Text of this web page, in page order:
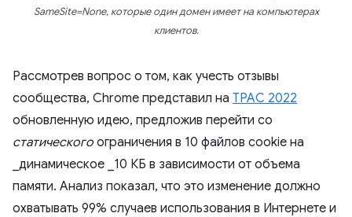
SameSite=None, которые один домен имеет на компьютерах
клиентов.
Рассмотрев вопрос о том, как учесть отзывы
сообщества, Chrome представил на TPAC 2022
обновленную идею, предложив перейти со
статического ограничения в 10 файлов cookie на
_динамическое _10 КБ в зависимости от объема
памяти. Анализ показал, что это изменение должно
охватывать 99% случаев использования в Интернете и